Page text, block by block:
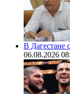
В Дагестане
06.08.2026